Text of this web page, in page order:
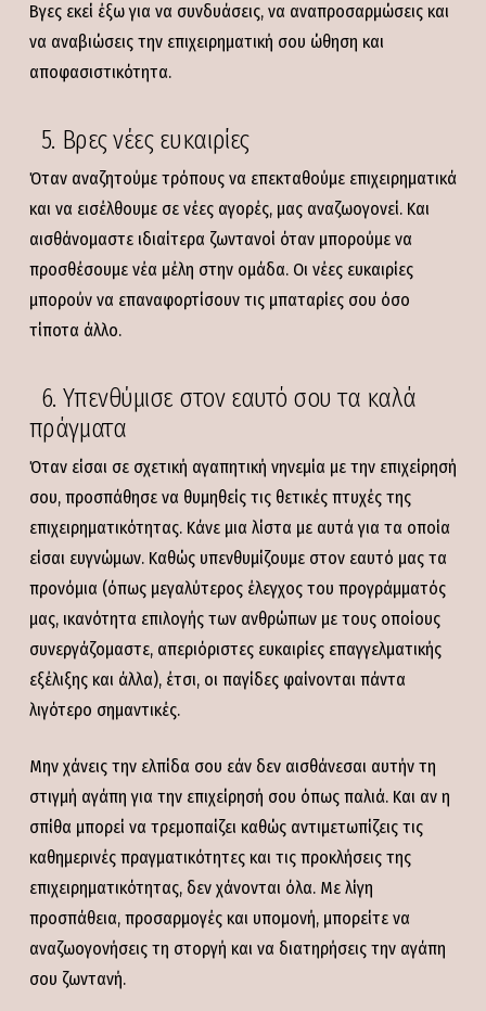
Βγες εκεί έξω για να συνδυάσεις, να αναπροσαρμώσεις και
να αναβιώσεις την επιχειρηματική σου ώθηση και
αποφασιστικότητα.
5. Βρες νέες ευκαιρίες
Όταν αναζητούμε τρόπους να επεκταθούμε επιχειρηματικά
και να εισέλθουμε σε νέες αγορές, μας αναζωογονεί. Και
αισθάνομαστε ιδιαίτερα ζωντανοί όταν μπορούμε να
προσθέσουμε νέα μέλη στην ομάδα. Οι νέες ευκαιρίες
μπορούν να επαναφορτίσουν τις μπαταρίες σου όσο
τίποτα άλλο.
6. Υπενθύμισε στον εαυτό σου τα καλά
πράγματα
Όταν είσαι σε σχετική αγαπητική νηνεμία με την επιχείρησή
σου, προσπάθησε να θυμηθείς τις θετικές πτυχές της
επιχειρηματικότητας. Κάνε μια λίστα με αυτά για τα οποία
είσαι ευγνώμων. Καθώς υπενθυμίζουμε στον εαυτό μας τα
προνόμια (όπως μεγαλύτερος έλεγχος του προγράμματός
μας, ικανότητα επιλογής των ανθρώπων με τους οποίους
συνεργάζομαστε, απεριόριστες ευκαιρίες επαγγελματικής
εξέλιξης και άλλα), έτσι, οι παγίδες φαίνονται πάντα
λιγότερο σημαντικές.
Μην χάνεις την ελπίδα σου εάν δεν αισθάνεσαι αυτήν τη
στιγμή αγάπη για την επιχείρησή σου όπως παλιά. Και αν η
σπίθα μπορεί να τρεμοπαίζει καθώς αντιμετωπίζεις τις
καθημερινές πραγματικότητες και τις προκλήσεις της
επιχειρηματικότητας, δεν χάνονται όλα. Με λίγη
προσπάθεια, προσαρμογές και υπομονή, μπορείτε να
αναζωογονήσεις τη στοργή και να διατηρήσεις την αγάπη
σου ζωντανή.